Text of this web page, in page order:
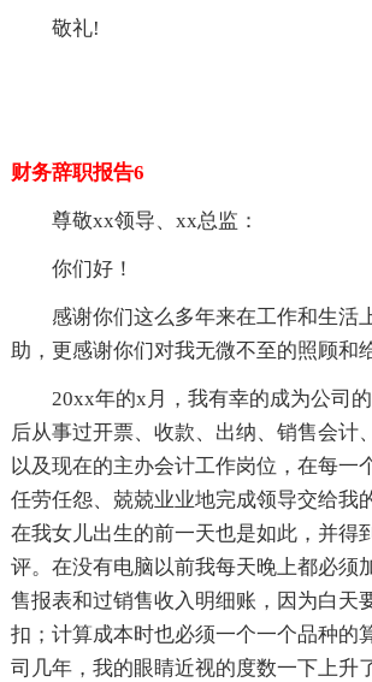
敬礼!
财务辞职报告6
尊敬xx领导、xx总监：
你们好！
感谢你们这么多年来在工作和生活
助，更感谢你们对我无微不至的照顾和
20xx年的x月，我有幸的成为公司
后从事过开票、收款、出纳、销售会计
以及现在的主办会计工作岗位，在每一
任劳任怨、兢兢业业地完成领导交给我
在我女儿出生的前一天也是如此，并得
评。在没有电脑以前我每天晚上都必须
售报表和过销售收入明细账，因为白天
扣；计算成本时也必须一个一个品种的
司几年，我的眼睛近视的度数一下上升